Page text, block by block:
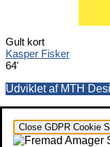
Gult kort
Kasper Fisker
64'
Udviklet af MTH
Close GDPR Cookie